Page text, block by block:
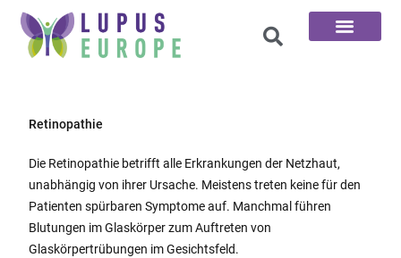
Retinopathie
Die Retinopathie betrifft alle Erkrankungen der Netzhaut,
unabhängig von ihrer Ursache. Meistens treten keine für den
Patienten spürbaren Symptome auf. Manchmal führen
Blutungen im Glaskörper zum Auftreten von
Glaskörpertrübungen im Gesichtsfeld.